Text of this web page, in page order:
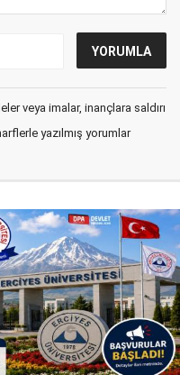
veya imalar, inançlara saldırı
yazılmış yorumlar